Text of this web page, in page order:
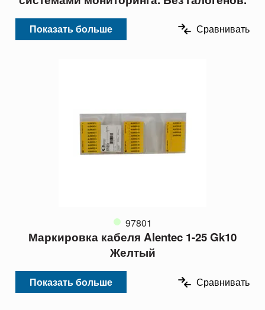
Показать больше Сравнивать
97801
Маркировка кабеля Alentec 1-25 Gk10
Желтый
Показать больше Сравнивать